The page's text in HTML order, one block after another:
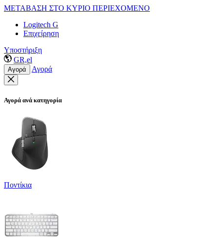
ΜΕΤΑΒΑΣΗ ΣΤΟ ΚΥΡΙΟ ΠΕΡΙΕΧΟΜΕΝΟ
Logitech G
Επιχείρηση
Υποστήριξη
GR,el
Αγορά Αγορά
Αγορά ανά κατηγορία
Ποντίκια